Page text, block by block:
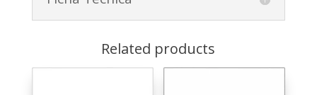
Related products